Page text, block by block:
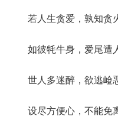
若人生贪爱，孰知贪
如彼牦牛身，爱尾遭人
世人多迷醉，欲逃崄
设尽方便心，不能免离